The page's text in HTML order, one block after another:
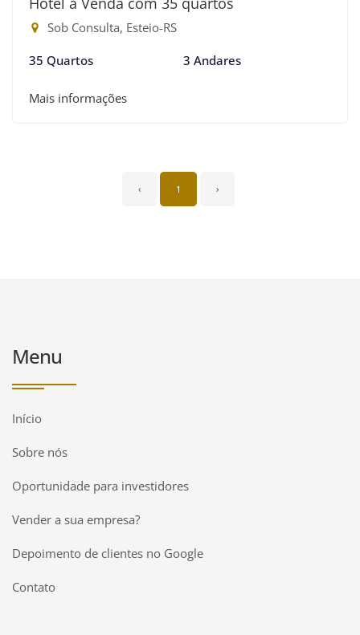
Sob Consulta, Esteio-RS
35 Quartos 3 Andares
Mais informações
‹ 1 ›
Menu
Início
Sobre nós
Oportunidade para investidores
Vender a sua empresa?
Depoimento de clientes no Google
Contato